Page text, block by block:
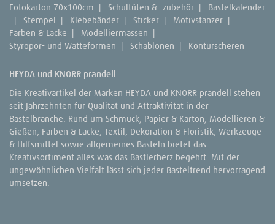
Fotokarton 70x100cm | Schultüten & -zubehör |
Bastelkalender
|
Stempel | Klebebänder | Sticker | Motivstanzer |
Farben & Lacke | Modelliermassen |
Styropor- und Watteformen | Schablonen | Konturscheren
HEYDA und KNORR prandell
Die Kreativartikel der Marken HEYDA und KNORR prandell stehen
seit Jahrzehnten für Qualität und Attraktivität in der
Bastelbranche. Rund um Schmuck, Papier & Karton, Modellieren &
Gießen, Farben & Lacke, Textil, Dekoration & Floristik, Werkzeuge
& Hilfsmittel sowie allgemeines Basteln bietet das
Kreativsortiment alles was das Bastlerherz begehrt. Mit der
ungewöhnlichen Vielfalt lässt sich jeder Basteltrend hervorragend
umsetzen.